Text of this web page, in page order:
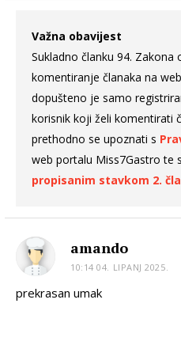
Važna obavijest
Sukladno članku 94.
komentiranje članaka na
dopušteno je samo
korisnik koji želi komentirati
prethodno se upoznati s
web portalu Miss7Gastro te
propisanim stavkom 2.
amando
10:14 04. LIPANJ 2025.
prekrasan umak